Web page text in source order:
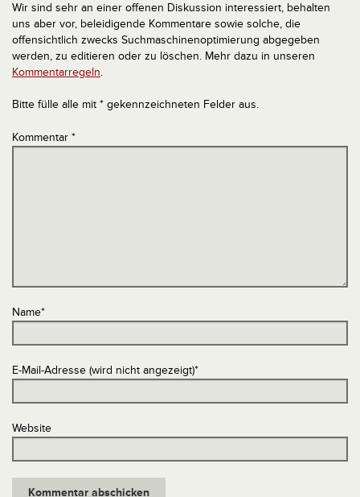
Wir sind sehr an einer offenen Diskussion interessiert, behalten
uns aber vor, beleidigende Kommentare sowie solche, die
offensichtlich zwecks Suchmaschinenoptimierung abgegeben
werden, zu editieren oder zu löschen. Mehr dazu in unseren
Kommentarregeln.
Bitte fülle alle mit * gekennzeichneten Felder aus.
Kommentar *
Name*
E-Mail-Adresse (wird nicht angezeigt)*
Website